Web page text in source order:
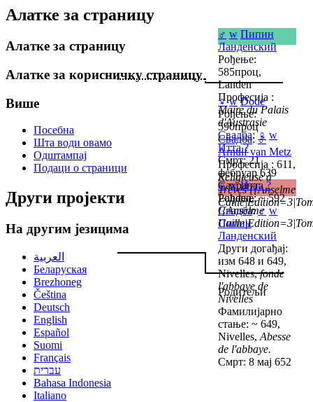
♂ w Пипин
Ланденский
Рођење:
585проц,
Landen
Професија :
Maire du Palais
d'Austrasie
Свадба:♀ w
Итта ?
Смрт: 21
фебруар 639
Сахрана:
Landen,
{{Anselme
♀ w Dode
Рођење:
590проц
Свадба: ♂
Arnulf van Metz
Професија : 611,
Religieuse à
Trèves{{Anselme
♀ w Итта ?
Рођење: ~ 592
Свадба:♂ w
Пипин
Ланденский
Други догађај:
изм 648 и 649,
Nivelles,fonde
l'abbaye de
Nivelles
Фамилијарно
стање: ~ 649,
Nivelles, Abesse
de l'abbaye.
Смрт: 8 мај 652
Родитељи
Алатке за страницу
Алатке за страницу
Алатке за корисничку страницу
Више
Посебна
Шта води овамо
Одштампај
Подаци о страници
Други пројекти
На другим језицима
العربية
Беларуская
Brezhoneg
Čeština
Deutsch
English
Español
Suomi
Français
עברית
Bahasa Indonesia
Italiano